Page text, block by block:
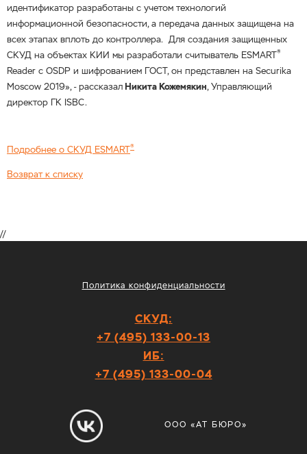
идентификатор разработаны с учетом технологий
информационной безопасности, а передача данных защищена на
всех этапах вплоть до контроллера. Для создания защищенных
СКУД на объектах КИИ мы разработали считыватель ESMART®
Reader с OSDP и шифрованием ГОСТ, он представлен на Securika
Moscow 2019», - рассказалНикита Кожемякин, Управляющий
директор ГК ISBC.
Подробнее о СКУД ESMART®
Возврат к списку
Политика конфиденциальности
СКУД:
+7 (495) 133-00-13
ИБ:
+7 (495) 133-00-04
ООО «АТ БЮРО»
//